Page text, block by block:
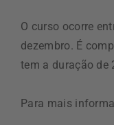
O curso ocorre
dezembro. É
tem a duração de
Para mais